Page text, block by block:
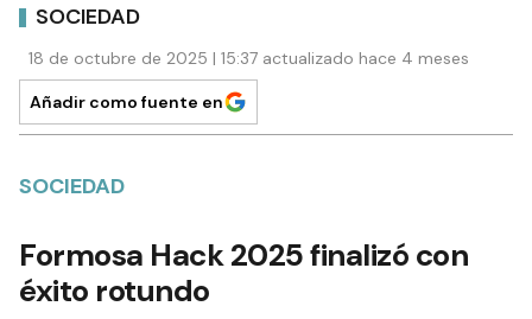
SOCIEDAD
18 de octubre de 2025 | 15:37 actualizado hace 4 meses
Añadir como fuente en
SOCIEDAD
Formosa Hack 2025 finalizó con
éxito rotundo